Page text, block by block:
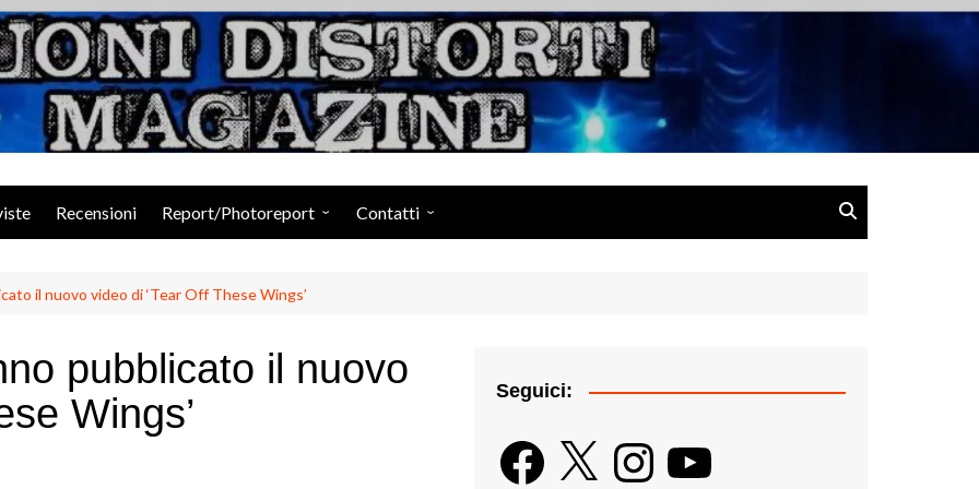
Suoni Distorti Magazine
Recensioni Report/Photoreport Contatti
il nuovo video di ‘Tear Off These Wings’
pubblicato il nuovo
Wings’
Seguici:
Facebook
X InstagramYouTube